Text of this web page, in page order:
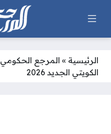
الرئيسية » المرجع الحكومي
الكويتي الجديد 2026